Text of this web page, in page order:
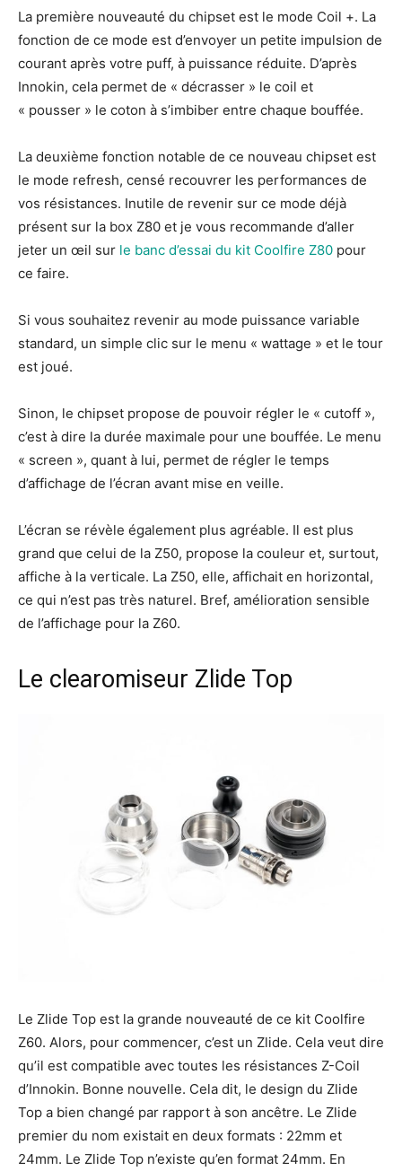
La première nouveauté du chipset est le mode Coil +. La
fonction de ce mode est d’envoyer un petite impulsion de
courant après votre puff, à puissance réduite. D’après
Innokin, cela permet de « décrasser » le coil et
« pousser » le coton à s’imbiber entre chaque bouffée.
La deuxième fonction notable de ce nouveau chipset est
le mode refresh, censé recouvrer les performances de
vos résistances. Inutile de revenir sur ce mode déjà
présent sur la box Z80 et je vous recommande d’aller
jeter un œil sur le banc d’essai du kit Coolfire Z80 pour
ce faire.
Si vous souhaitez revenir au mode puissance variable
standard, un simple clic sur le menu « wattage » et le tour
est joué.
Sinon, le chipset propose de pouvoir régler le « cutoff »,
c’est à dire la durée maximale pour une bouffée. Le menu
« screen », quant à lui, permet de régler le temps
d’affichage de l’écran avant mise en veille.
L’écran se révèle également plus agréable. Il est plus
grand que celui de la Z50, propose la couleur et, surtout,
affiche à la verticale. La Z50, elle, affichait en horizontal,
ce qui n’est pas très naturel. Bref, amélioration sensible
de l’affichage pour la Z60.
Le clearomiseur Zlide Top
Le Zlide Top est la grande nouveauté de ce kit Coolfire
Z60. Alors, pour commencer, c’est un Zlide. Cela veut dire
qu’il est compatible avec toutes les résistances Z-Coil
d’Innokin. Bonne nouvelle. Cela dit, le design du Zlide
Top a bien changé par rapport à son ancêtre. Le Zlide
premier du nom existait en deux formats : 22mm et
24mm. Le Zlide Top n’existe qu’en format 24mm. En